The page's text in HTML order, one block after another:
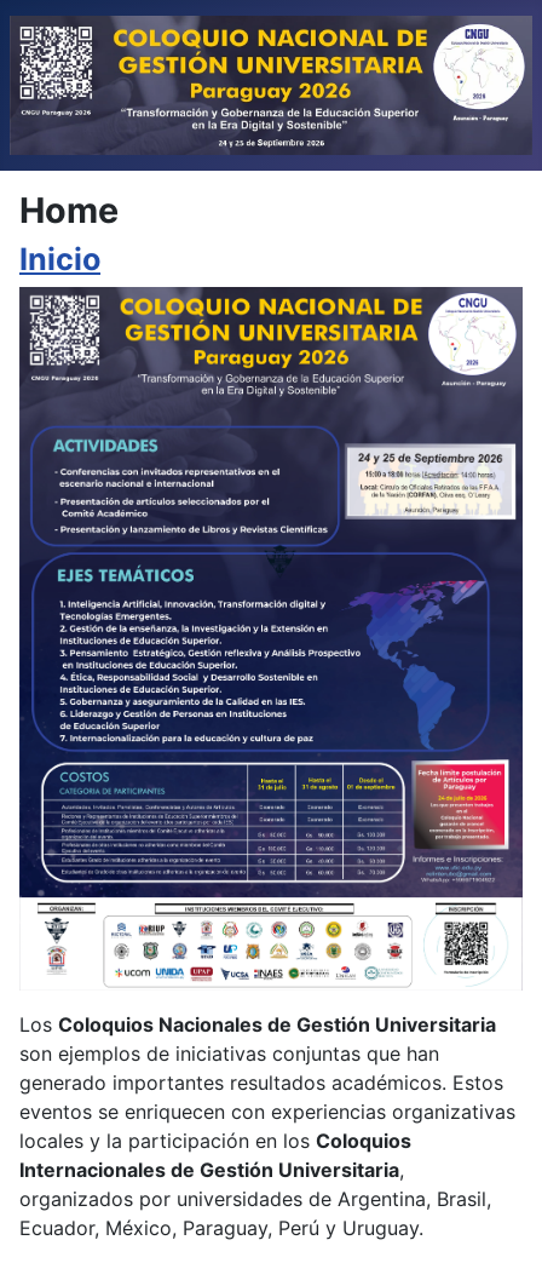
Home
Inicio
Los Coloquios Nacionales de Gestión Universitaria
son ejemplos de iniciativas conjuntas que han
generado importantes resultados académicos. Estos
eventos se enriquecen con experiencias organizativas
locales y la participación en los Coloquios
Internacionales de Gestión Universitaria,
organizados por universidades de Argentina, Brasil,
Ecuador, México, Paraguay, Perú y Uruguay.